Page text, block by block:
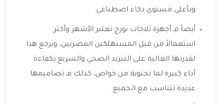
وبأعلى مستوى ذكاء اصطناعي.
أيضاً فـ أجهزة ثلاجات نورج تعتبر الأشهر وأكثر
استعمالاً من قبل المستهلكين المصريين، ويرجع هذا
لقدرتها العالية على التبريد الصحي والسريع بكفاءة
أداء كبيرة لما تحتوية من خواص، كذلك فـ تصاميمها
عديدة تتناسب مع الجميع.